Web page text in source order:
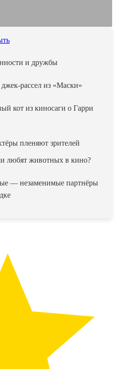
и дружбы
рассел из «Маски»
кот из киносаги о Гарри
пленяют зрителей
любят животных в кино?
— незаменимые партнёры